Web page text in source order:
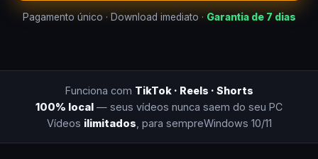
Pagamento único · Download imediato · Garantia de 7 dias
Funciona com TikTok · Reels · Shorts
100% local — seus vídeos nunca saem do seu PC
Vídeos ilimitados , para sempreWindows 10/11